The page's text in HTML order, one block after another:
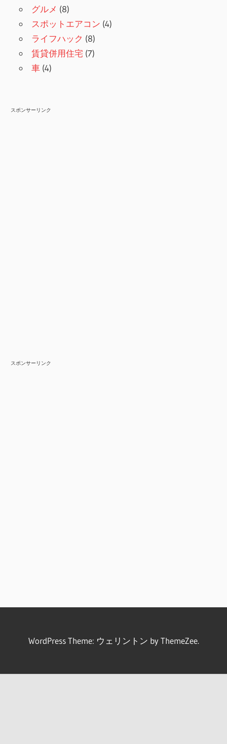
グルメ (8)
スポットエアコン (4)
ライフハック (8)
賃貸併用住宅 (7)
車 (4)
スポンサーリンク
スポンサーリンク
WordPress Theme: ウェリントン by ThemeZee.